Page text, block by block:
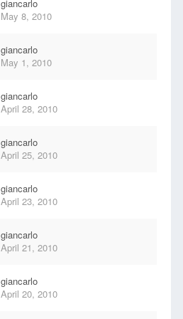
giancarlo
May 8, 2010
giancarlo
May 1, 2010
giancarlo
April 28, 2010
giancarlo
April 25, 2010
giancarlo
April 23, 2010
giancarlo
April 21, 2010
giancarlo
April 20, 2010